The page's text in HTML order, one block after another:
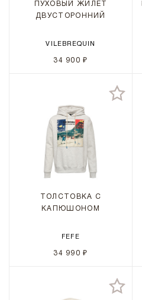
ПУХОВЫЙ ЖИЛЕТ
ДВУСТОРОННИЙ
VILEBREQUIN
34 900 ₽
ТОЛСТОВКА С
КАПЮШОНОМ
FEFE
34 990 ₽